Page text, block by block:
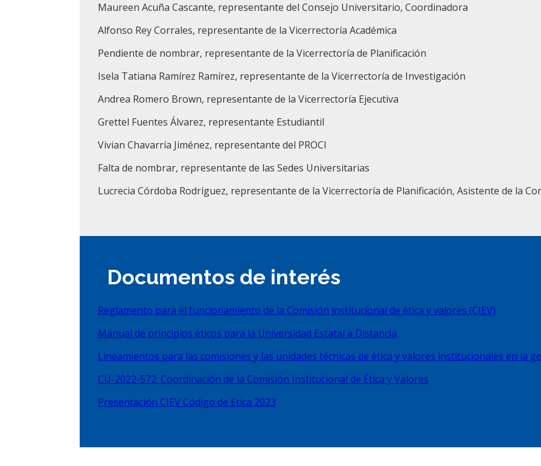
Maureen Acuña Cascante, representante del Consejo Universitario, Coordinadora
Alfonso Rey Corrales, representante de la Vicerrectoría Académica
Pendiente de nombrar, representante de la Vicerrectoría de Planificación
Isela Tatiana Ramírez Ramírez, representante de la Vicerrectoría de Investigación
Andrea Romero Brown, representante de la Vicerrectoría Ejecutiva
Grettel Fuentes Álvarez, representante Estudiantil
Vivian Chavarría Jiménez, representante del PROCI
Falta de nombrar, representante de las Sedes Universitarias
Lucrecia Córdoba Rodríguez, representante de la Vicerrectoría de Planificación, Asistente de la
Documentos de interés
Reglamento para el funcionamiento de la Comisión institucional de ética y valores (CIEV)
Manual de principios éticos para la Universidad Estatal a Distancia
Lineamientos para las comisiones y las unidades técnicas de ética y valores institucionales en la
CU-2022-572: Coordinación de la Comisión Institucional de Ética y Valores
Presentación CIEV Código de Etica 2023